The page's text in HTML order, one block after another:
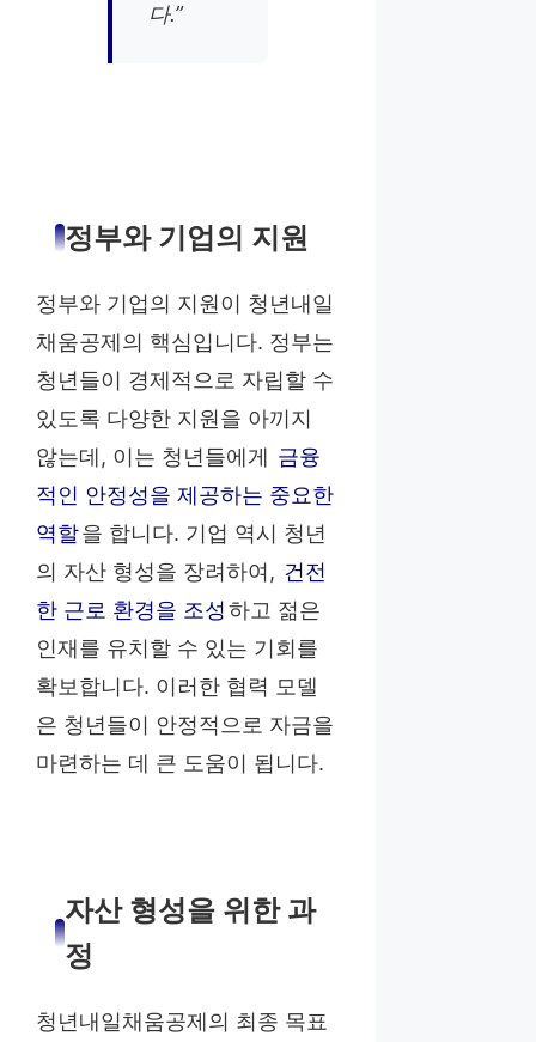
다.”
정부와 기업의 지원
정부와 기업의 지원이 청년내일
채움공제의 핵심입니다. 정부는
청년들이 경제적으로 자립할 수
있도록 다양한 지원을 아끼지
않는데, 이는 청년들에게 금융
적인 안정성을 제공하는 중요한
역할을 합니다. 기업 역시 청년
의 자산 형성을 장려하여, 건전
한 근로 환경을 조성하고 젊은
인재를 유치할 수 있는 기회를
확보합니다. 이러한 협력 모델
은 청년들이 안정적으로 자금을
마련하는 데 큰 도움이 됩니다.
자산 형성을 위한 과
정
청년내일채움공제의 최종 목표